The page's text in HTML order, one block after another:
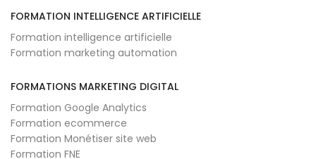
FORMATION INTELLIGENCE ARTIFICIELLE
Formation intelligence artificielle
Formation marketing automation
FORMATIONS MARKETING DIGITAL
Formation Google Analytics
Formation ecommerce
Formation Monétiser site web
Formation FNE